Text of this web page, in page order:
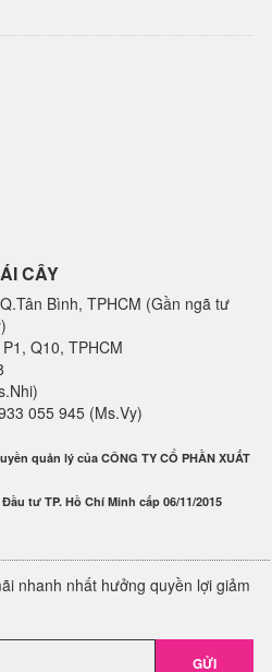
CÂY
Bình, TPHCM (Gần ngã tư
Q10, TPHCM
055 945 (Ms.Vy)
quản lý của CÔNG TY CỔ PHẦN XUẤT
tư TP. Hồ Chí Minh cấp 06/11/2015
nhanh nhất hưởng quyền lợi giảm
GỬI